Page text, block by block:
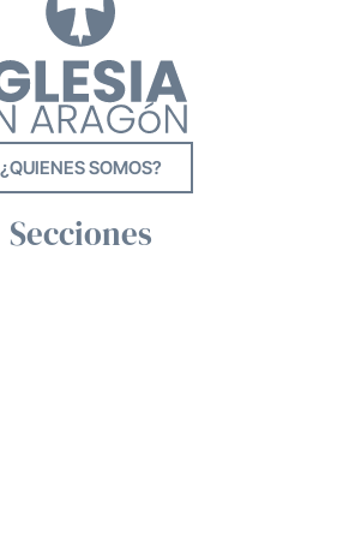
¿QUIENES SOMOS?
Secciones